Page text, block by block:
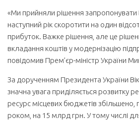
«Ми прийняли рішення запропонувати
наступний рік скоротити на один
прибуток. Важке рішення, але це
вкладання коштів у модернізацію
повідомив Прем’єр-міністр України
За дорученням Президента України
значна увага приділяється розвитку
ресурс місцевих бюджетів збільшено,
роком, на 15 млрд грн. У тому числі